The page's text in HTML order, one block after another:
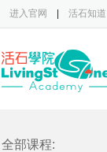
进入官网 活石知道
全部课程: